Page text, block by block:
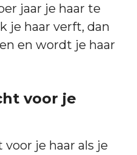
jaar je haar te
je haar verft, dan
en wordt je haar
voor je
voor je haar als je